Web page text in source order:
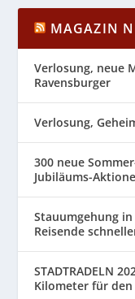
MAGAZIN
Verlosung, neue
Ravensburger
Verlosung,
300 neue
Jubiläums-
Stauumgehung
Reisende
STADTRADELN
Kilometer für